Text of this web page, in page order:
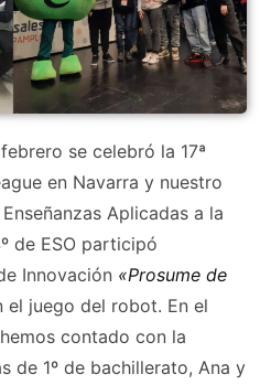
se celebró la 17ª
en Navarra y nuestro
Aplicadas a la
de ESO participó
Innovación «Prosume de
el juego del robot. En el
contado con la
de 1º de bachillerato, Ana y